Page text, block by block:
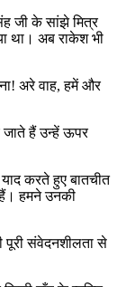
जी के सांझे मित्र
था। अब राकेश भी
अरे वाह, हमें और
हैं उन्हें ऊपर
करते हुए बातचीत
हैं। हमने उनकी
संवेदनशीलता से